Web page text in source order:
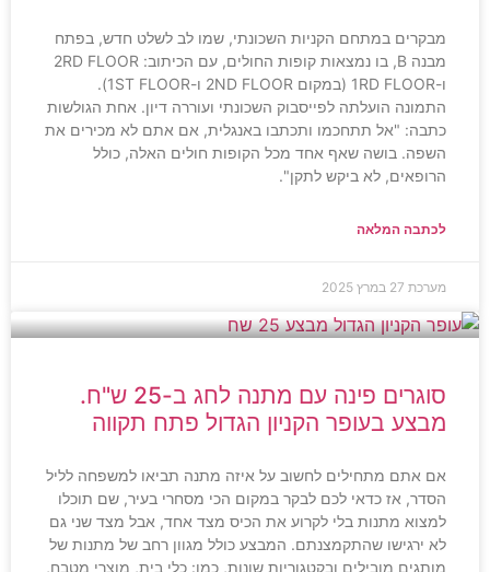
מבקרים במתחם הקניות השכונתי, שמו לב לשלט חדש, בפתח
מבנה B, בו נמצאות קופות החולים, עם הכיתוב: 2RD FLOOR
ו-1RD FLOOR (במקום 2ND FLOOR ו-1ST FLOOR).
התמונה הועלתה לפייסבוק השכונתי ועוררה דיון. אחת הגולשות
כתבה: "אל תתחכמו ותכתבו באנגלית, אם אתם לא מכירים את
השפה. בושה שאף אחד מכל הקופות חולים האלה, כולל
הרופאים, לא ביקש לתקן".
לכתבה המלאה
מערכת 27 במרץ 2025
סוגרים פינה עם מתנה לחג ב-25 ש"ח.
מבצע בעופר הקניון הגדול פתח תקווה
אם אתם מתחילים לחשוב על איזה מתנה תביאו למשפחה לליל
הסדר, אז כדאי לכם לבקר במקום הכי מסחרי בעיר, שם תוכלו
למצוא מתנות בלי לקרוע את הכיס מצד אחד, אבל מצד שני גם
לא ירגישו שהתקמצנתם. המבצע כולל מגוון רחב של מתנות של
מותגים מובילים ובקטגוריות שונות, כמו: כלי בית, מוצרי מטבח,